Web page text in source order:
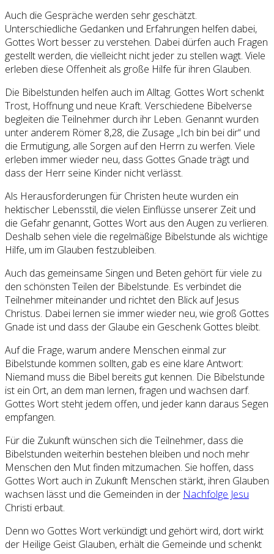
Auch die Gespräche werden sehr geschätzt.
Unterschiedliche Gedanken und Erfahrungen helfen dabei,
Gottes Wort besser zu verstehen. Dabei dürfen auch Fragen
gestellt werden, die vielleicht nicht jeder zu stellen wagt. Viele
erleben diese Offenheit als große Hilfe für ihren Glauben.
Die Bibelstunden helfen auch im Alltag. Gottes Wort schenkt
Trost, Hoffnung und neue Kraft. Verschiedene Bibelverse
begleiten die Teilnehmer durch ihr Leben. Genannt wurden
unter anderem Römer 8,28, die Zusage „Ich bin bei dir“ und
die Ermutigung, alle Sorgen auf den Herrn zu werfen. Viele
erleben immer wieder neu, dass Gottes Gnade trägt und
dass der Herr seine Kinder nicht verlässt.
Als Herausforderungen für Christen heute wurden ein
hektischer Lebensstil, die vielen Einflüsse unserer Zeit und
die Gefahr genannt, Gottes Wort aus den Augen zu verlieren.
Deshalb sehen viele die regelmäßige Bibelstunde als wichtige
Hilfe, um im Glauben festzubleiben.
Auch das gemeinsame Singen und Beten gehört für viele zu
den schönsten Teilen der Bibelstunde. Es verbindet die
Teilnehmer miteinander und richtet den Blick auf Jesus
Christus. Dabei lernen sie immer wieder neu, wie groß Gottes
Gnade ist und dass der Glaube ein Geschenk Gottes bleibt.
Auf die Frage, warum andere Menschen einmal zur
Bibelstunde kommen sollten, gab es eine klare Antwort:
Niemand muss die Bibel bereits gut kennen. Die Bibelstunde
ist ein Ort, an dem man lernen, fragen und wachsen darf.
Gottes Wort steht jedem offen, und jeder kann daraus Segen
empfangen.
Für die Zukunft wünschen sich die Teilnehmer, dass die
Bibelstunden weiterhin bestehen bleiben und noch mehr
Menschen den Mut finden mitzumachen. Sie hoffen, dass
Gottes Wort auch in Zukunft Menschen stärkt, ihren Glauben
wachsen lässt und die Gemeinden in der Nachfolge Jesu
Christi erbaut.
Denn wo Gottes Wort verkündigt und gehört wird, dort wirkt
der Heilige Geist Glauben, erhält die Gemeinde und schenkt